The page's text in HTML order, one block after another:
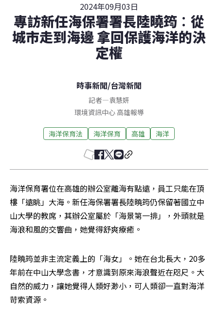
2024年09月03日
專訪新任海保署署長陸曉筠︰從
城市走到海邊 拿回保護海洋的決
定權
時事新聞/台灣新聞
記者—袁慧妍
環境資訊中心 高雄報導
海洋保育法 海洋保育 高雄 海洋
海洋保育署位在高雄的辦公室離海有點遠，員工只能在頂
樓「遠眺」大海。新任海保署署長陸曉筠仍保留著國立中
山大學的教席，其辦公室屬於「海景第一排」，外頭就是
海浪和風的交響曲，她覺得舒爽療癒。
陸曉筠並非主流定義上的「海女」。她在台北長大，20多
年前在中山大學念書，才意識到原來海浪聲近在咫尺。大
自然的威力，讓她覺得人類好渺小，可人類卻一直對海洋
苛索資源。